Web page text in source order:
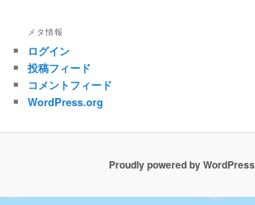
メタ情報
ログイン
投稿フィード
コメントフィード
WordPress.org
Proudly powered by WordPress